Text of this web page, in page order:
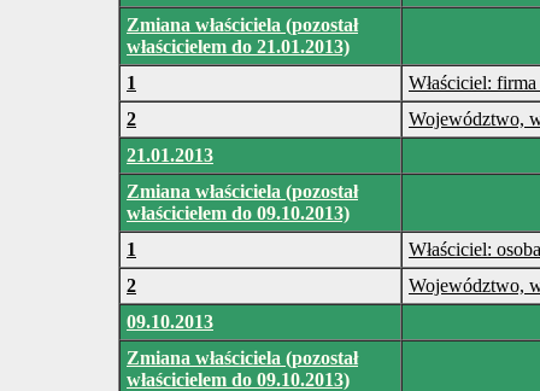
Zmiana właściciela (pozostał
właścicielem do 21.01.2013)
1
Właściciel:
2
Województwo,
21.01.2013
Zmiana właściciela (pozostał
właścicielem do 09.10.2013)
1
Właściciel:
2
Województwo,
09.10.2013
Zmiana właściciela (pozostał
właścicielem do 09.10.2013)